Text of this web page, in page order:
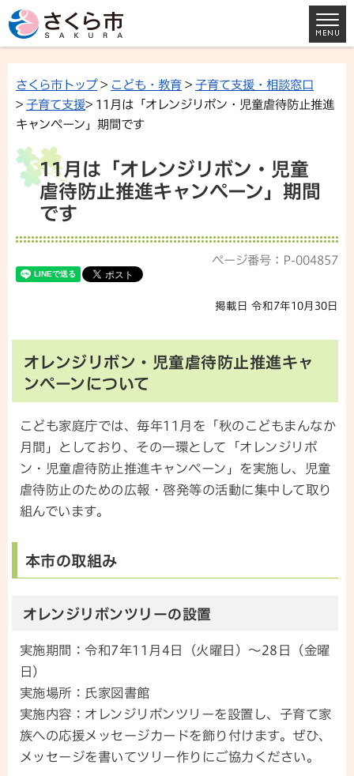
さくら市トップ> こども・教育 > 子育て支援・相談窓口
> 子育て支援> 11月は「オレンジリボン・児童虐待防止推進
キャンペーン」期間です
11月は「オレンジリボン・児童
虐待防止推進キャンペーン」期間
です
ページ番号：P-004857
掲載日 令和7年10月30日
オレンジリボン・児童虐待防止推進キャ
ンペーンについて
こども家庭庁では、毎年11月を「秋のこどもまんなか
月間」としており、その一環として「オレンジリボ
ン・児童虐待防止推進キャンペーン」を実施し、児童
虐待防止のための広報・啓発等の活動に集中して取り
組んでいます。
本市の取組み
オレンジリボンツリーの設置
実施期間：令和7年11月4日（火曜日）～28日（金曜
日）
実施場所：氏家図書館
実施内容：オレンジリボンツリーを設置し、子育て家
族への応援メッセージカードを飾り付けます。ぜひ、
メッセージを書いてツリー作りにご協力ください。